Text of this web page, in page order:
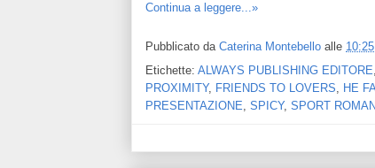
Continua a leggere...»
Pubblicato da Caterina Montebello alle 10:25
Etichette: ALWAYS PUBLISHING EDITORE
PROXIMITY, FRIENDS TO LOVERS HE
PRESENTAZIONE SPICY, SPORT